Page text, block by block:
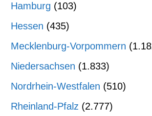
Hamburg (103)
Hessen (435)
Mecklenburg-Vorpommern
Niedersachsen (1.833)
Nordrhein-Westfalen (510)
Rheinland-Pfalz (2.777)